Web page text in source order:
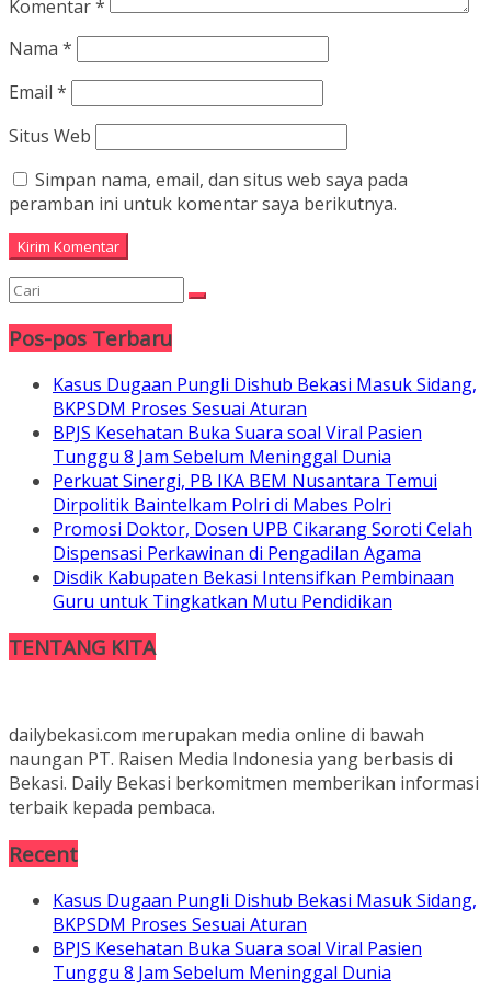
Komentar*
Nama *
Email *
Situs Web
Simpan nama, email, dan situs web saya pada
peramban ini untuk komentar saya berikutnya.
Pos-pos Terbaru
Kasus Dugaan Pungli Dishub Bekasi Masuk Sidang,
BKPSDM Proses Sesuai Aturan
BPJS Kesehatan Buka Suara soal Viral Pasien
Tunggu 8 Jam Sebelum Meninggal Dunia
Perkuat Sinergi, PB IKA BEM Nusantara Temui
Dirpolitik Baintelkam Polri di Mabes Polri
Promosi Doktor, Dosen UPB Cikarang Soroti Celah
Dispensasi Perkawinan di Pengadilan Agama
Disdik Kabupaten Bekasi Intensifkan Pembinaan
Guru untuk Tingkatkan Mutu Pendidikan
TENTANG KITA
dailybekasi.com merupakan media online di bawah
naungan PT. Raisen Media Indonesia yang berbasis di
Bekasi. Daily Bekasi berkomitmen memberikan informasi
terbaik kepada pembaca.
Recent
Kasus Dugaan Pungli Dishub Bekasi Masuk Sidang,
BKPSDM Proses Sesuai Aturan
BPJS Kesehatan Buka Suara soal Viral Pasien
Tunggu 8 Jam Sebelum Meninggal Dunia